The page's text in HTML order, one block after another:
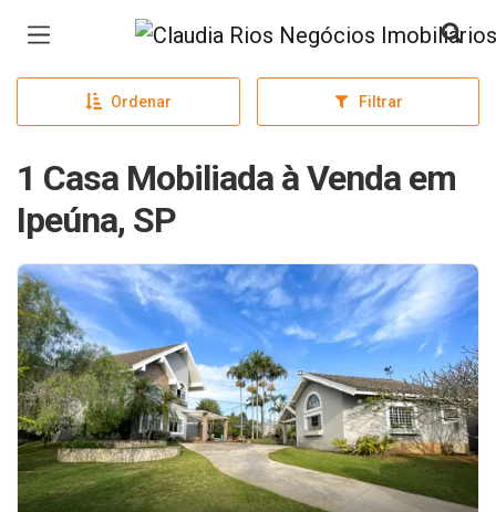
Página inicial
Ordenar Filtrar
1 Casa Mobiliada à Venda em
Ipeúna, SP